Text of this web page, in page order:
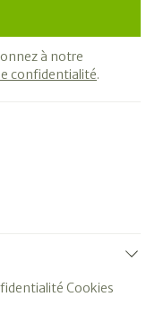
à notre
confidentialité.
Cookies